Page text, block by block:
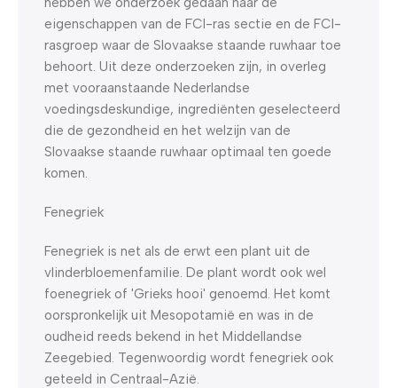
eigenschappen van de FCI-ras sectie en de FCI-
rasgroep waar de Slovaakse staande ruwhaar toe
behoort. Uit deze onderzoeken zijn, in overleg
met vooraanstaande Nederlandse
voedingsdeskundige, ingrediënten geselecteerd
die de gezondheid en het welzijn van de
Slovaakse staande ruwhaar optimaal ten goede
komen.
Fenegriek
Fenegriek is net als de erwt een plant uit de
vlinderbloemenfamilie. De plant wordt ook wel
foenegriek of 'Grieks hooi' genoemd. Het komt
oorspronkelijk uit Mesopotamië en was in de
oudheid reeds bekend in het Middellandse
Zeegebied. Tegenwoordig wordt fenegriek ook
geteeld in Centraal-Azië.